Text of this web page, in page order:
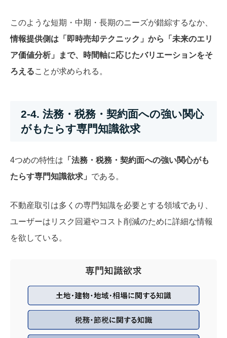
このような短期・中期・長期のニーズが錯綜するなか、
情報提供側は「即時売却テクニック」から「未来のエリ
ア価値分析」まで、時間軸に応じたバリエーションをそ
ろえることが求められる。
2-4. 法務・税務・契約面への強い関心
がもたらす専門知識欲求
4つめの特性は 「法務・税務・契約面への強い関心がも
たらす専門知識欲求」 である。
不動産取引は多くの専門知識を必要とする領域であり、
ユーザーはリスク回避やコスト削減のために詳細な情報
を欲している。